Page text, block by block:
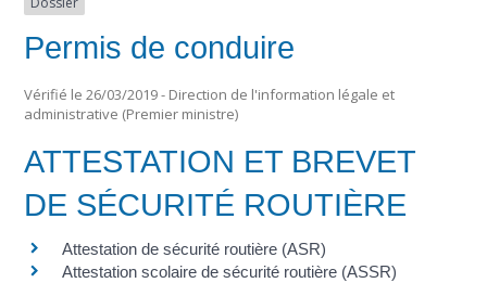
Permis de conduire
Vérifié le 26/03/2019 - Direction de l'information légale et
administrative (Premier ministre)
ATTESTATION ET BREVET
DE SÉCURITÉ ROUTIÈRE
Attestation de sécurité routière (ASR)
Attestation scolaire de sécurité routière (ASSR)